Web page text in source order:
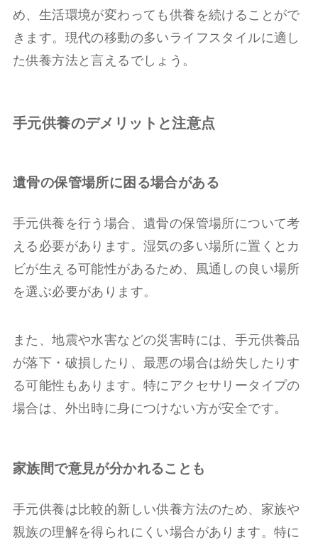
め、生活環境が変わっても供養を続けることがで
きます。現代の移動の多いライフスタイルに適し
た供養方法と言えるでしょう。
手元供養のデメリットと注意点
遺骨の保管場所に困る場合がある
手元供養を行う場合、遺骨の保管場所について考
える必要があります。湿気の多い場所に置くとカ
ビが生える可能性があるため、風通しの良い場所
を選ぶ必要があります。
また、地震や水害などの災害時には、手元供養品
が落下・破損したり、最悪の場合は紛失したりす
る可能性もあります。特にアクセサリータイプの
場合は、外出時に身につけない方が安全です。
家族間で意見が分かれることも
手元供養は比較的新しい供養方法のため、家族や
親族の理解を得られにくい場合があります。特に